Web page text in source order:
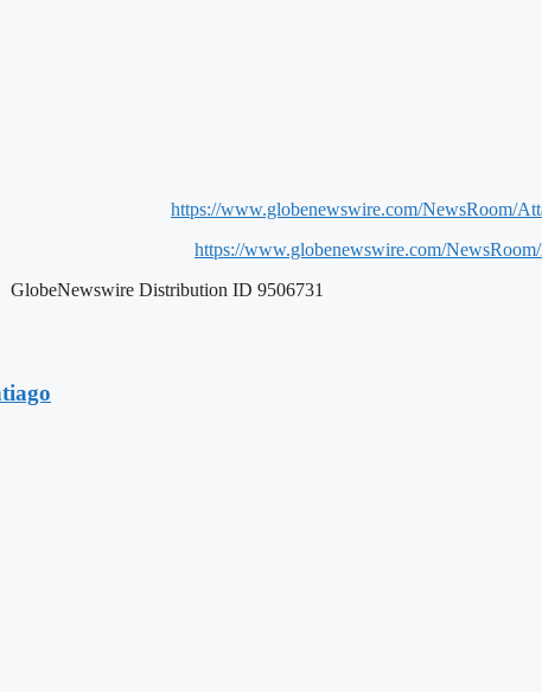
https://www.globenewswire.com/NewsRoom/
https://www.globenewswire.com/
GlobeNewswire Distribution ID 9506731